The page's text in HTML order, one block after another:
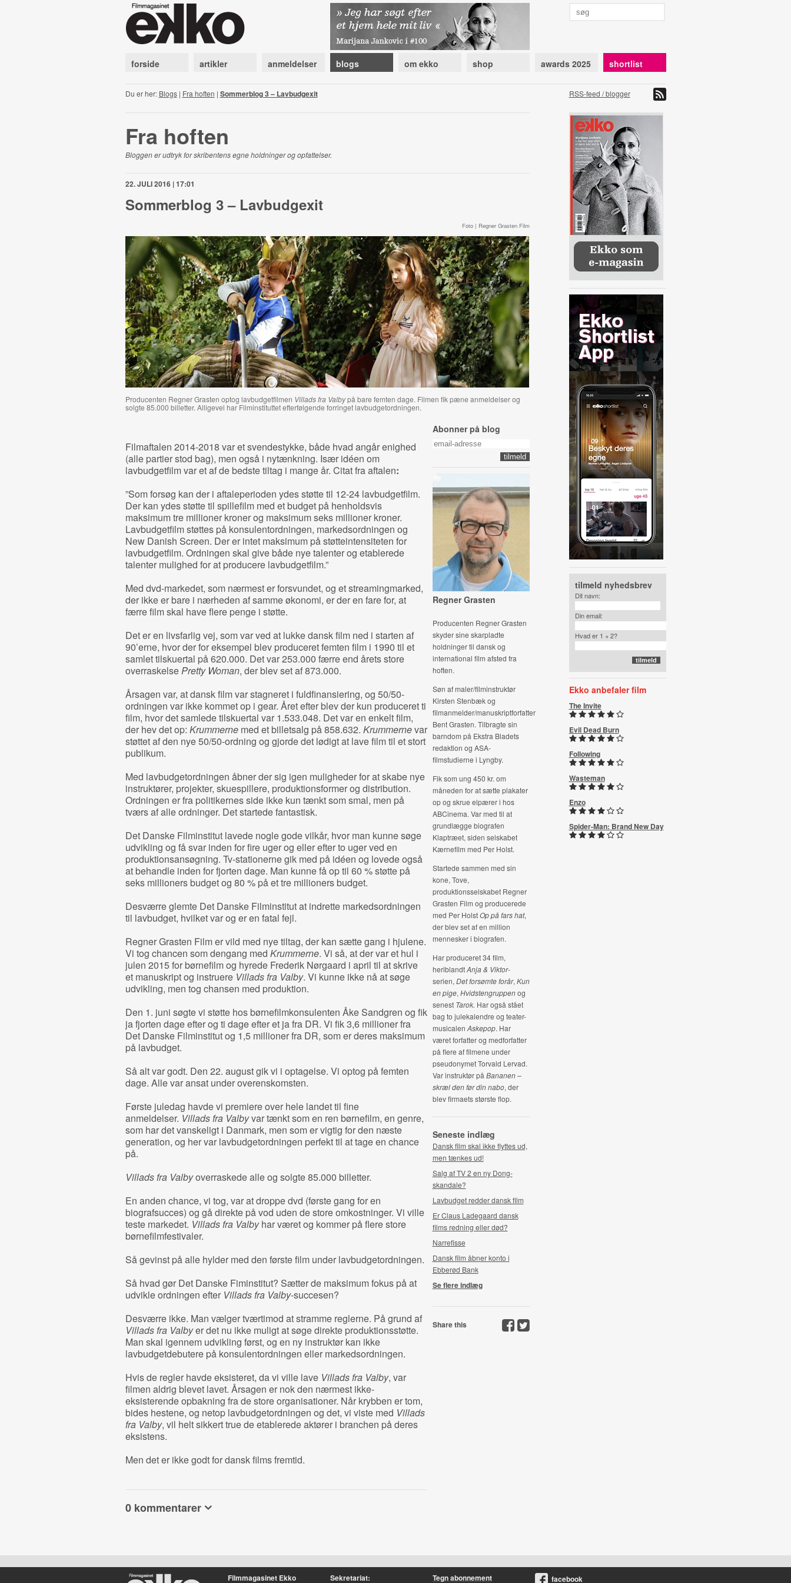
forside artikler anmeldelser blogs om ekko shop awards 2025 shortlist
Du er her: Blogs| Fra hoften | Sommerblog 3 – Lavbudgexit RSS-feed / blogger
Fra hoften
Bloggen er udtryk for skribentens egne holdninger og opfattelser.
22. JULI 2016 | 17:01
Sommerblog 3 – Lavbudgexit
Foto | Regner Grasten Film
Producenten Regner Grasten optog lavbudgetfilmen Villads fra Valbypå bare femten dage. Filmen fik pæne anmeldelser og
solgte 85.000 billetter. Alligevel har Filminstituttet efterfølgende forringet lavbudgetordningen.
Filmaftalen 2014-2018 var et svendestykke, både hvad angår enighed
(alle partier stod bag), men også i nytænkning. Især idéen om
lavbudgetfilm var et af de bedste tiltag i mange år. Citat fra aftalen:
”Som forsøg kan der i aftaleperioden ydes støtte til 12-24 lavbudgetfilm.
Der kan ydes støtte til spillefilm med et budget på henholdsvis
maksimum tre millioner kroner og maksimum seks millioner kroner.
Lavbudgetfilm støttes på konsulentordningen, markedsordningen og
New Danish Screen. Der er intet maksimum på støtteintensiteten for
lavbudgetfilm. Ordningen skal give både nye talenter og etablerede
talenter mulighed for at producere lavbudgetfilm.”
Med dvd-markedet, som nærmest er forsvundet, og et streamingmarked,
der ikke er bare i nærheden af samme økonomi, er der en fare for, at
færre film skal have flere penge i støtte.
Det er en livsfarlig vej, som var ved at lukke dansk film ned i starten af
90’erne, hvor der for eksempel blev produceret femten film i 1990 til et
samlet tilskuertal på 620.000. Det var 253.000 færre end årets store
overraskelsePretty Woman, der blev set af 873.000.
Årsagen var, at dansk film var stagneret i fuldfinansiering, og 50/50-
ordningen var ikke kommet op i gear. Året efter blev der kun produceret ti
film, hvor det samlede tilskuertal var 1.533.048. Det var en enkelt film,
der hev det op: Krummernemed et billetsalg på 858.632. Krummernevar
støttet af den nye 50/50-ordning og gjorde det lødigt at lave film til et stort
publikum.
Med lavbudgetordningen åbner der sig igen muligheder for at skabe nye
instruktører, projekter, skuespillere, produktionsformer og distribution.
Ordningen er fra politikernes side ikke kun tænkt som smal, men på
tværs af alle ordninger. Det startede fantastisk.
Det Danske Filminstitut lavede nogle gode vilkår, hvor man kunne søge
udvikling og få svar inden for fire uger og eller efter to uger ved en
produktionsansøgning. Tv-stationerne gik med på idéen og lovede også
at behandle inden for fjorten dage. Man kunne få op til 60 % støtte på
seks millioners budget og 80 % på et tre millioners budget.
Desværre glemte Det Danske Filminstitut at indrette markedsordningen
til lavbudget, hvilket var og er en fatal fejl.
Regner Grasten Film er vild med nye tiltag, der kan sætte gang i hjulene.
Vi tog chancen som dengang med Krummerne. Vi så, at der var et hul i
julen 2015 for børnefilm og hyrede Frederik Nørgaard i april til at skrive
et manuskript og instruere Villads fra Valby. Vi kunne ikke nå at søge
udvikling, men tog chansen med produktion.
Den 1. juni søgte vi støtte hos børnefilmkonsulenten Åke Sandgren og fik
ja fjorten dage efter og ti dage efter et ja fra DR. Vi fik 3,6 millioner fra
Det Danske Filminstitut og 1,5 millioner fra DR, som er deres maksimum
på lavbudget.
Så alt var godt. Den 22. august gik vi i optagelse. Vi optog på femten
dage. Alle var ansat under overenskomsten.
Første juledag havde vi premiere over hele landet til fine
anmeldelser. Villads fra Valbyvar tænkt som en ren børnefilm, en genre,
som har det vanskeligt i Danmark, men som er vigtig for den næste
generation, og her var lavbudgetordningen perfekt til at tage en chance
på.
Villads fra Valbyoverraskede alle og solgte 85.000 billetter.
En anden chance, vi tog, var at droppe dvd (første gang for en
biografsucces) og gå direkte på vod uden de store omkostninger. Vi ville
teste markedet. Villads fra Valbyhar været og kommer på flere store
børnefilmfestivaler.
Så gevinst på alle hylder med den første film under lavbudgetordningen.
Så hvad gør Det Danske Fiminstitut? Sætter de maksimum fokus på at
udvikle ordningen efter Villads fra Valby-succesen?
Desværre ikke. Man vælger tværtimod at stramme reglerne. På grund af
Villads fra Valbyer det nu ikke muligt at søge direkte produktionsstøtte.
Man skal igennem udvikling først, og en ny instruktør kan ikke
lavbudgetdebutere på konsulentordningen eller markedsordningen.
Hvis de regler havde eksisteret, da vi ville lave Villads fra Valby, var
filmen aldrig blevet lavet. Årsagen er nok den nærmest ikke-
eksisterende opbakning fra de store organisationer. Når krybben er tom,
bides hestene, og netop lavbudgetordningen og det, vi viste med Villads
fra Valby, vil helt sikkert true de etablerede aktører i branchen på deres
eksistens.
Men det er ikke godt for dansk films fremtid.
0 kommentarer
Abonner på blog
Regner Grasten
Producenten Regner Grasten
skyder sine skarpladte
holdninger til dansk og
international film afsted fra
hoften.
Søn af maler/filminstruktør
Kirsten Stenbæk og
filmanmelder/manuskriptforfatter
Bent Grasten. Tilbragte sin
barndom på Ekstra Bladets
redaktion og ASA-
filmstudierne i Lyngby.
Fik som ung 450 kr. om
måneden for at sætte plakater
op og skrue elpærer i hos
ABCinema. Var med til at
grundlægge biografen
Klaptræet, siden selskabet
Kærnefilm med Per Holst.
Startede sammen med sin
kone, Tove,
produktionsselskabet Regner
Grasten Film og producerede
med Per HolstOp på fars hat,
der blev set af en million
mennesker i biografen.
Har produceret 34 film,
heriblandtAnja & Viktor-
serien, Det forsømte forår, Kun
en pige, Hvidstengruppenog
senest Tarok. Har også stået
bag to julekalendre og teater-
musicalen Askepop. Har
været forfatter og medforfatter
på flere af filmene under
pseudonymet Torvald Lervad.
Var instruktør på Bananen –
skræl den før din nabo, der
blev firmaets største flop.
Seneste indlæg
Dansk film skal ikke flyttes ud,
men tænkes ud!
Salg af TV 2 en ny Dong-
skandale?
Lavbudget redder dansk film
Er Claus Ladegaard dansk
films redning eller død?
Narrefisse
Dansk film åbner konto i
Ebberød Bank
Se flere indlæg
Share this
tilmeld nyhedsbrev
Dit navn:
Din email:
Hvad er 1 + 2?
Ekko anbefaler film
The Invite
Evil Dead Burn
Following
Wasteman
Enzo
Spider-Man: Brand New Day
Filmmagasinet Ekko Sekretariat:
Tegn abonnement
facebook